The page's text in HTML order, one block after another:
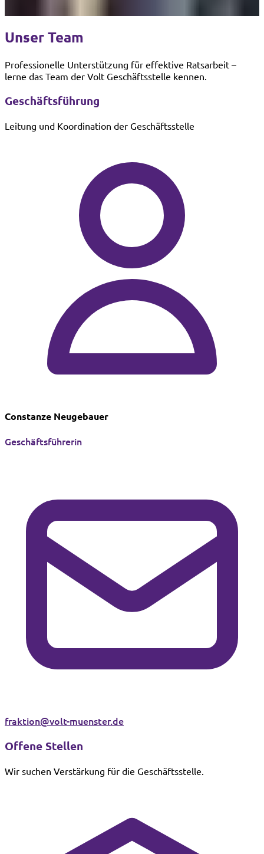
Unser Team
Professionelle Unterstützung für effektive Ratsarbeit –
lerne das Team der Volt Geschäftsstelle kennen.
Geschäftsführung
Leitung und Koordination der Geschäftsstelle
Constanze Neugebauer
Geschäftsführerin
fraktion@volt-muenster.de
Offene Stellen
Wir suchen Verstärkung für die Geschäftsstelle.